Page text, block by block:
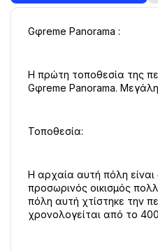
Gφreme Panorama :
Η πρώτη τοποθεσία της
Gφreme Panorama.
Τοποθεσία:
Η αρχαία αυτή πόλη
προσωρινός οικισμός
πόλη αυτή χτίστηκε την
χρονολογείται από το